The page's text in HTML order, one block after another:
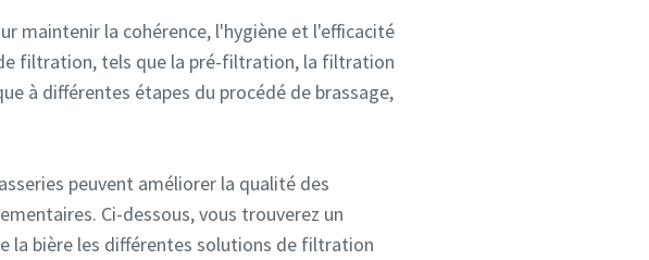
maintenir la cohérence, l'hygiène et l'efficacité
filtration, tels que la pré-filtration, la filtration
à différentes étapes du procédé de brassage,
peuvent améliorer la qualité des
Ci-dessous, vous trouverez un
la bière les différentes solutions de filtration